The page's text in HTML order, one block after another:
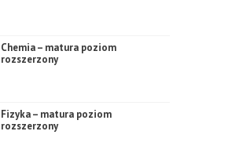
Chemia – matura poziom
rozszerzony
Fizyka – matura poziom
rozszerzony